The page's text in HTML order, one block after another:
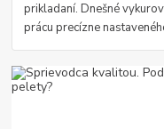
prikladaní. Dnešné
prácu precízne